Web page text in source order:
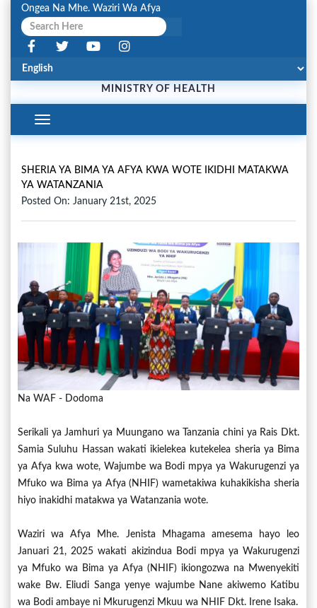
Ongea Na Mhe. Waziri Wa Afya
MINISTRY OF HEALTH
Toggle
Navigation
SHERIA YA BIMA YA AFYA KWA WOTE IKIDHI MATAKWA
YA WATANZANIA
Posted On: January 21st, 2025
Na WAF - Dodoma
Serikali ya Jamhuri ya Muungano wa Tanzania chini ya Rais Dkt.
Samia Suluhu Hassan wakati ikielekea kutekelea sheria ya Bima
ya Afya kwa wote, Wajumbe wa Bodi mpya ya Wakurugenzi ya
Mfuko wa Bima ya Afya (NHIF) wametakiwa kuhakikisha sheria
hiyo inakidhi matakwa ya Watanzania wote.
Waziri wa Afya Mhe. Jenista Mhagama amesema hayo leo
Januari 21, 2025 wakati akizindua Bodi mpya ya Wakurugenzi
ya Mfuko wa Bima ya Afya (NHIF) ikiongozwa na Mwenyekiti
wake Bw. Eliudi Sanga yenye wajumbe Nane akiwemo Katibu
wa Bodi ambaye ni Mkurugenzi Mkuu wa NHIF Dkt. Irene Isaka.